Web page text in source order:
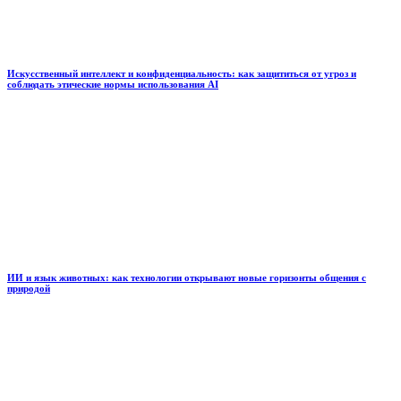
Искусственный интеллект и конфиденциальность: как защититься от угроз и
соблюдать этические нормы использования AI
ИИ и язык животных: как технологии открывают новые горизонты общения с
природой